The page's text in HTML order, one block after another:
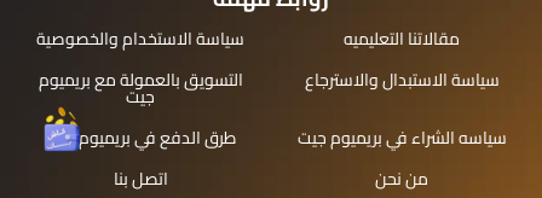
مقالاتنا التعليميه
سياسة الاستخدام والخصوصية
سياسة الاستبدال والاسترجاع
التسويق بالعمولة مع بريميوم
جيت
سياسه الشراء في بريميوم جيت
طرق الدفع في بريميوم جيت
من نحن
اتصل بنا